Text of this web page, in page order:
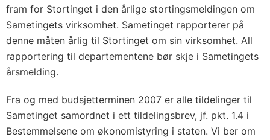
fram for Stortinget i den årlige stortingsmeldingen om
Sametingets virksomhet. Sametinget rapporterer på
denne måten årlig til Stortinget om sin virksomhet. All
rapportering til departementene bør skje i Sametingets
årsmelding.
Fra og med budsjetterminen 2007 er alle tildelinger til
Sametinget samordnet i ett tildelingsbrev, jf. pkt. 1.4 i
Bestemmelsene om økonomistyring i staten. Vi ber om